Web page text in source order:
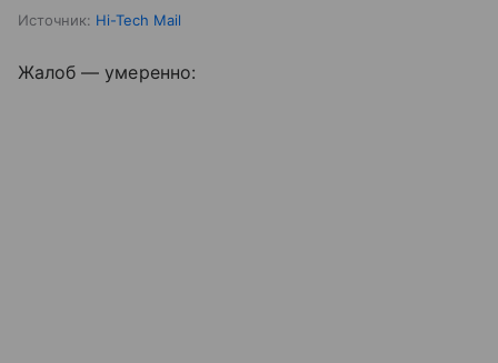
Источник: Hi-Tech Mail
Жалоб — умеренно: